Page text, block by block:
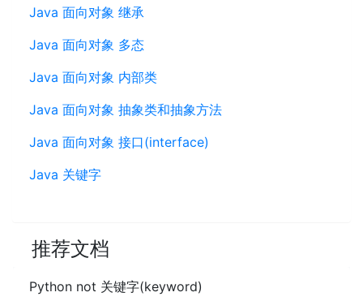
Java 面向对象 继承
Java 面向对象 多态
Java 面向对象 内部类
Java 面向对象 抽象类和抽象方法
Java 面向对象 接口(interface)
Java 关键字
推荐文档
Python not 关键字(keyword)